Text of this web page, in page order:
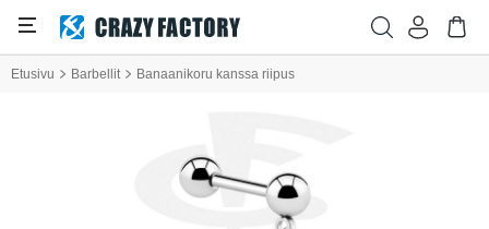
Etusivu Barbellit Banaanikoru kanssa riipus